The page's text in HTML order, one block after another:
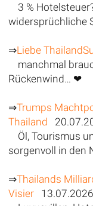
3 %
widersprüchliche
⇒Liebe
manchmal
Rückenwind… ❤
⇒Trumps
Thailand
Öl, Tourismus
sorgenvoll in den
⇒Thailands
Visier13.07.2026